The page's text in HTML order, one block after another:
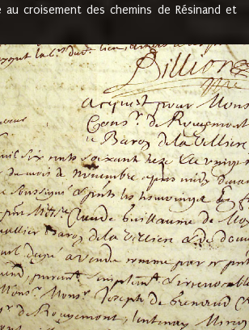
croisement des chemins de Résinand et